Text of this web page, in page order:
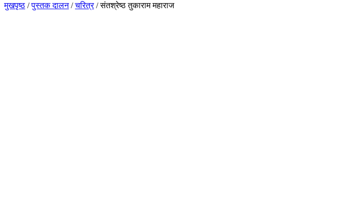
मुखपृष्ठ /पुस्तक दालन/चरित्र/संतश्रेष्ठ तुकाराम महाराज